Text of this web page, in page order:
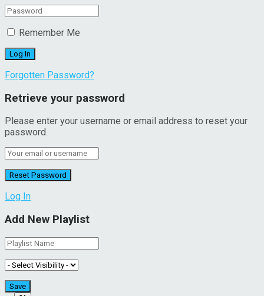
Remember Me
Forgotten Password?
Retrieve your password
Please enter your username or email address to reset your
password.
Log In
Add New Playlist